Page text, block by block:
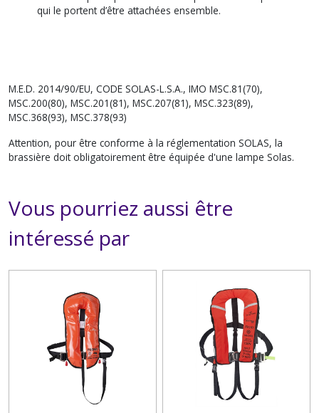
qui le portent d’être attachées ensemble.
M.E.D. 2014/90/EU, CODE SOLAS-L.S.A., IMO MSC.81(70),
MSC.200(80), MSC.201(81), MSC.207(81), MSC.323(89),
MSC.368(93), MSC.378(93)
​​​​​​​Attention, pour être conforme à la réglementation SOLAS, la
brassière doit obligatoirement être équipée d'une lampe Solas.
Vous pourriez aussi être
intéressé par